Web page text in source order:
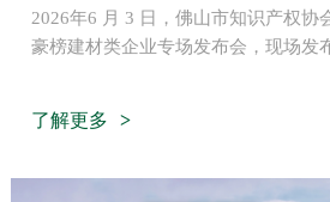
2026年6 月 3 日，佛山市知识产权协
豪榜建材类企业专场发布会，现场发
人获评优秀 IP 经理人。现场同步发布
建设多维度肯定蒙娜丽莎近年知识产
了解更多